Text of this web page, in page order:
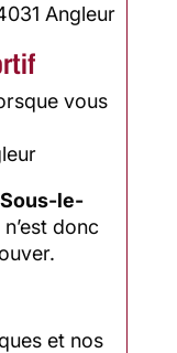
Angleur
vous
le-
donc
et nos